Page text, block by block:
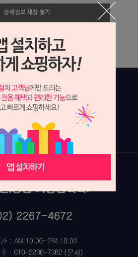
상세정보 새창 열기
상세 정보를 확대해 보실 수 있습니다.